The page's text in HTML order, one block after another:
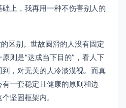
上，我再用一种不伤害别人的
区别。世故圆滑的人没有固定
则是“达成当下目的”，看人下
，对无关的人冷淡漠视。而真
一套稳定且健康的原则和边
坚固框架内。